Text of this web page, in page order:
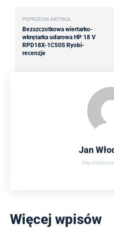
POPRZEDNI ARTYKUŁ
Bezszczotkowa wiertarko-
wkrętarka udarowa HP 18 V
RPD18X-1C50S Ryobi-
recenzje
Jan
http://
Więcej wpisów